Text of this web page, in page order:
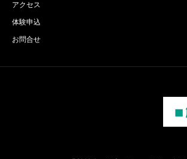
アクセス
体験申込
お問合せ